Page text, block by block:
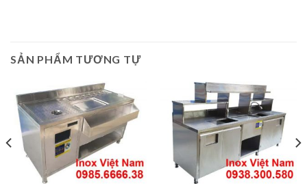
SẢN PHẨM TƯƠNG TỰ